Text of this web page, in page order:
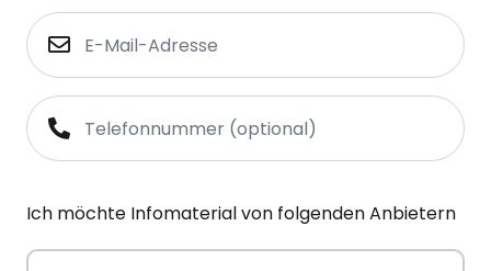
Ich möchte Infomaterial von folgenden Anbietern